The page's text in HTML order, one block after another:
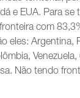
e EUA. Para se
com
eles: Argentina,
Venezuela,
Não tendo